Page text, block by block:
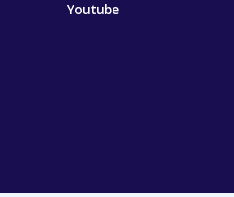
Youtube